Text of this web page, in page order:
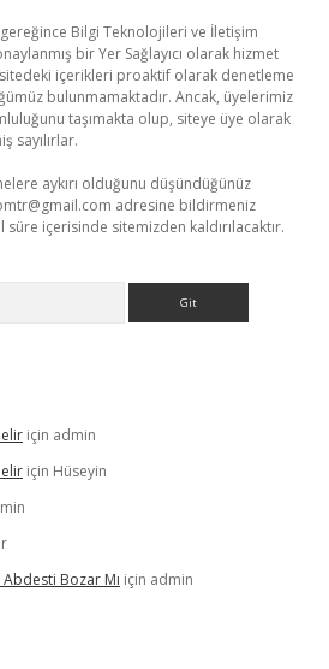
gereğince Bilgi Teknolojileri ve İletişim
bir Yer Sağlayıcı olarak hizmet
içerikleri proaktif olarak denetleme
bulunmamaktadır. Ancak, üyelerimiz
taşımakta olup, siteye üye olarak
sayılırlar.
aykırı olduğunu düşündüğünüz
adresine bildirmeniz
içerisinde sitemizden kaldırılacaktır.
için admin
için Hüseyin
Bozar Mı için admin